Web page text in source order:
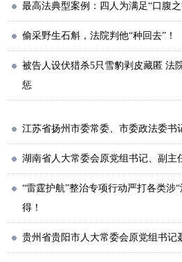
最高法典型案例：四人为满足“口腹
偷采野生石斛，法院判他“种回去”！
被告人设伏猎杀5只雪豹剥皮藏匿 法
惩
江苏省扬州市委常委、市委政法委书
湖南省人大常委会原党组书记、副主
“雷霆护航”整治专项行动严打各类涉
得！
贵州省贵阳市人大常委会原党组书记